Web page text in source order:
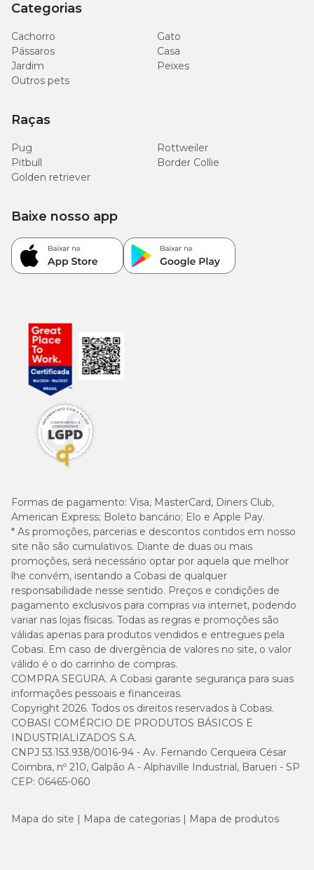
Categorias
Cachorro
Gato
Pássaros
Casa
Jardim
Peixes
Outros pets
Raças
Pug
Rottweiler
Pitbull
Border Collie
Golden retriever
Formas de pagamento: Visa, MasterCard, Diners Club,
American Express; Boleto bancário; Elo e Apple Pay.
* As promoções, parcerias e descontos contidos em nosso
site não são cumulativos. Diante de duas ou mais
promoções, será necessário optar por aquela que melhor
lhe convém, isentando a Cobasi de qualquer
responsabilidade nesse sentido. Preços e condições de
pagamento exclusivos para compras via internet, podendo
variar nas lojas físicas. Todas as regras e promoções são
válidas apenas para produtos vendidos e entregues pela
Cobasi. Em caso de divergência de valores no site, o valor
válido é o do carrinho de compras.
COMPRA SEGURA. A Cobasi garante segurança para suas
informações pessoais e financeiras.
Copyright 2026. Todos os direitos reservados à Cobasi.
COBASI COMÉRCIO DE PRODUTOS BÁSICOS E
INDUSTRIALIZADOS S.A.
CNPJ 53.153.938/0016-94 - Av. Fernando Cerqueira César
Coimbra, nº 210, Galpão A - Alphaville Industrial, Barueri - SP
CEP: 06465-060
Baixe nosso app
Mapa do site Mapa de categorias Mapa de produtos